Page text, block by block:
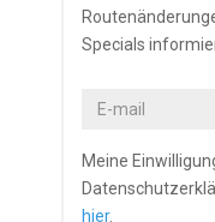
Specials
Meine
hier.